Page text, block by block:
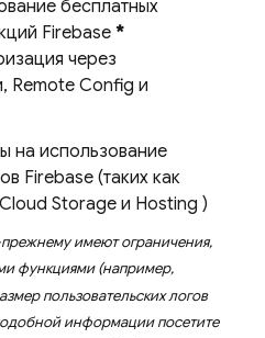
бесплатных
Firebase *
через
Remote Config и
на использование
Firebase (таких как
Cloud Storage и Hosting )
имеют ограничения,
функциями (например,
пользовательских логов
информации посетите